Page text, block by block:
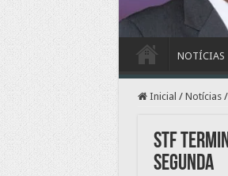
NOTÍCIAS
Inicial / Notícias /
STF
segunda